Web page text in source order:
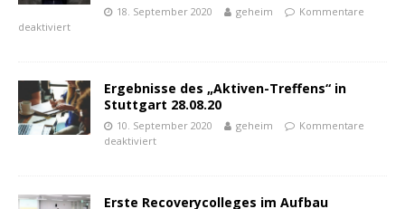
18. September 2020 geheim
Kommentare
deaktiviert
Ergebnisse des „Aktiven-Treffens“ in
Stuttgart 28.08.20
10. September 2020 geheim
Kommentare
deaktiviert
Erste Recoverycolleges im Aufbau